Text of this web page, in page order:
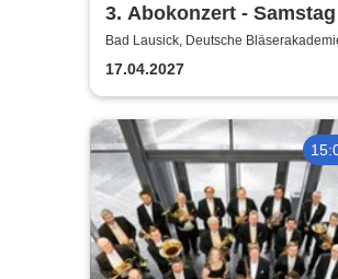
3. Abokonzert -
Sächsische
Bläserphilharmonie
Bad Lausick, Deutsche
Lausick
17.04.2027